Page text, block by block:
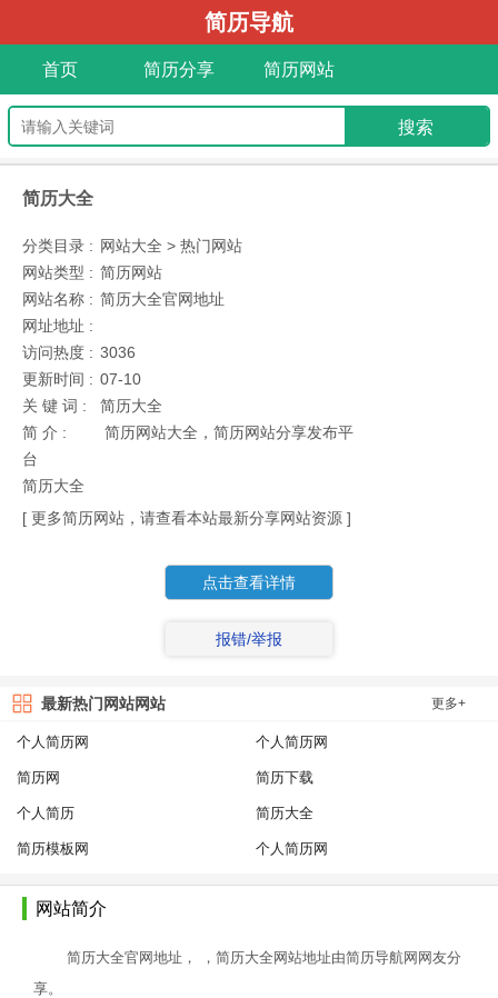
简历导航
首页 简历分享 简历网站
简历大全
分类目录 : 网站大全 > 热门网站
网站类型 : 简历网站
网站名称 : 简历大全官网地址
网址地址 :
访问热度 : 3036
更新时间 : 07-10
关 键 词 :
简历大全
简 介 :
简历网站大全，简历网站分享发布平
台
简历大全
[ 更多简历网站，请查看本站最新分享网站资源 ]
点击查看详情
报错/举报
最新热门网站网站 更多+
个人简历网 个人简历网
简历网 简历下载
个人简历 简历大全
简历模板网 个人简历网
网站简介
简历大全官网地址， ，简历大全网站地址由简历导航网网友分
享。